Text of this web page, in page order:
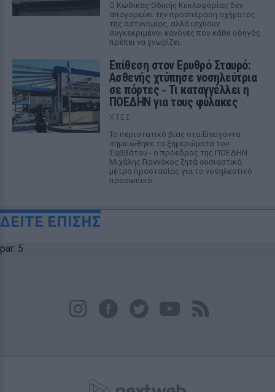
Ο Κώδικας Οδικής Κυκλοφορίας δεν
απαγορεύει την προσπέραση οχήματος
της αστυνομίας, αλλά ισχύουν
συγκεκριμένοι κανόνες που κάθε οδηγός
πρέπει να γνωρίζει.
Επίθεση στον Ερυθρό Σταυρό:
Ασθενής χτύπησε νοσηλεύτρια
σε πόρτες ‑ Τι καταγγέλλει η
ΠΟΕΔΗΝ για τους φύλακες
ΧΤΕΣ
Το περιστατικό βίας στα Επείγοντα
σημειώθηκε τα ξημερώματα του
Σαββάτου - ο πρόεδρος της ΠΟΕΔΗΝ
Μιχάλης Γιαννάκος ζητά ουσιαστικά
μέτρα προστασίας για το νοσηλευτικό
προσωπικό
ΔΕΙΤΕ ΕΠΙΣΗΣ
par: 5